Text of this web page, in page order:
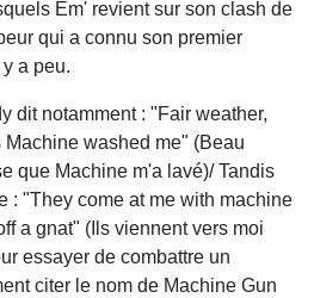
Em' revient sur son clash de
qui a connu son premier
a peu.
dit notamment : "Fair weather,
washed me" (Beau
que Machine m'a lavé)/ Tandis
: "They come at me with machine
a gnat" (Ils viennent vers moi
essayer de combattre un
citer le nom de Machine Gun